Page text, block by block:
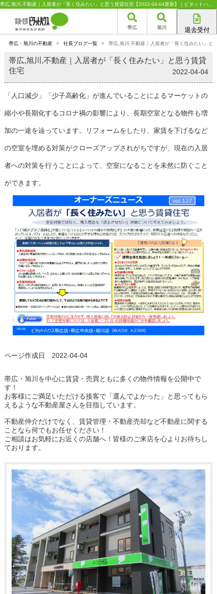
帯広 旭川 退去受付
旭川店
帯広・旭川の不動産 > 社長ブログ一覧 > 帯広,旭川,不動産｜入居者が「長く住みたい」と
帯広,旭川,不動産｜入居者が「長く住みたい」と思う賃貸
住宅
2022-04-04
「人口減少」「少子高齢化」が進んでいることによるマーケットの
縮小や長期化するコロナ禍の影響により、長期空室となる物件も増
加の一途を辿っています。リフォームをしたり、家賃を下げるなど
の空室を埋める対策がクローズアップされがちですが、現在の入居
者への対策を行うことによって、空室になることを未然に防ぐこと
ができます。
ページ作成日 2022-04-04
帯広・旭川を中心に賃貸・売買ともに多くの物件情報を公開中で
す！
お客様にご満足いただける接客で「選んでよかった」と思ってもら
えるような不動産屋さんを目指しています。
不動産仲介だけでなく、賃貸管理・不動産売却など不動産に関する
ことなら何でもお任せください！
ご相談はお気軽にお近くの店舗へ！皆様のご来店を心よりお待ちし
ております。